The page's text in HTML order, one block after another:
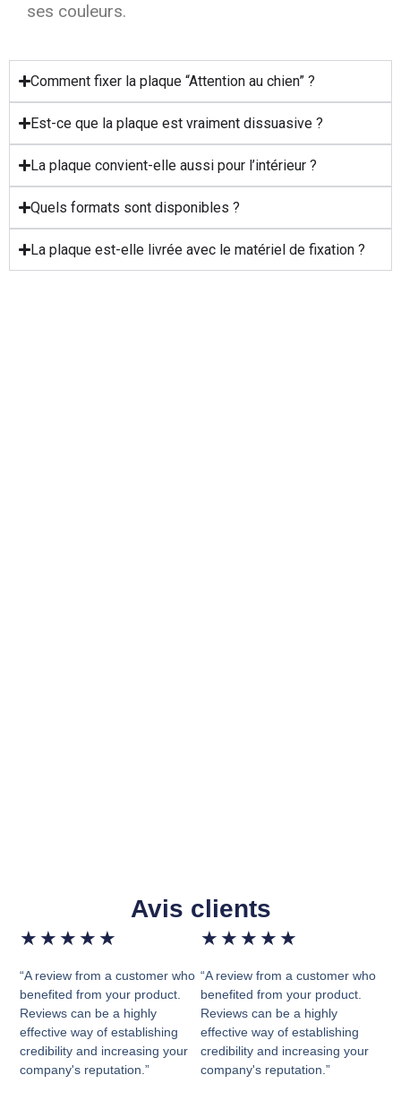
ses couleurs.
Comment fixer la plaque “Attention au chien” ?
Est-ce que la plaque est vraiment dissuasive ?
La plaque convient-elle aussi pour l’intérieur ?
Quels formats sont disponibles ?
La plaque est-elle livrée avec le matériel de fixation ?
Avis clients
★ ★ ★ ★ ★
“A review from a customer who
benefited from your product.
Reviews can be a highly
effective way of establishing
credibility and increasing your
company's reputation.”
★ ★ ★ ★ ★
“A review from a customer who
benefited from your product.
Reviews can be a highly
effective way of establishing
credibility and increasing your
company's reputation.”